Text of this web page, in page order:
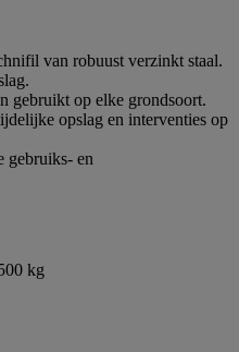
van robuust verzinkt staal.
gebruikt op elke grondsoort.
opslag en interventies op
gebruiks- en
kg